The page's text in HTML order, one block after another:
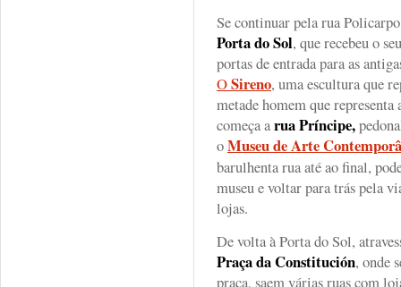
Se continuar pela rua
Porta do Sol, que recebeu o
portas de entrada para as
OSireno, uma escultura que
metade homem que
começa arua Príncipe,
oMuseu de Arte
barulhenta rua até ao final,
museu e voltar para trás pela
lojas.
De volta à Porta do Sol,
Praça da Constitución, onde
praça, saem várias ruas com